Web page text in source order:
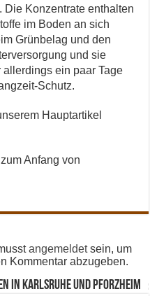
Die Konzentrate enthalten
im Boden an sich
Grünbelag und den
und sie
ein paar Tage
Schutz.
Hauptartikel
Anfang von
angemeldetsein, um
Kommentar abzugeben.
in Karlsruhe und Pforzheim